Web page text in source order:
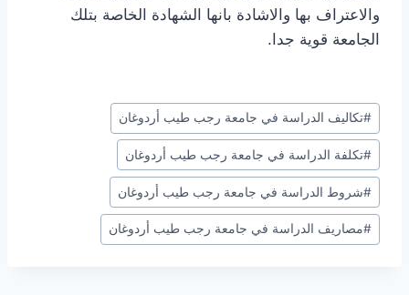
والاعتراف بها والاشادة بانها الشهادة الخاصة بتلك
الجامعة قوية جدا.
وسوم
المقال:
#تكاليف الدراسة في جامعة رجب طيب أردوغان
#تكلفة الدراسة في جامعة رجب طيب أردوغان
#شروط الدراسة في جامعة رجب طيب أردوغان
#مصاريف الدراسة في جامعة رجب طيب أردوغان